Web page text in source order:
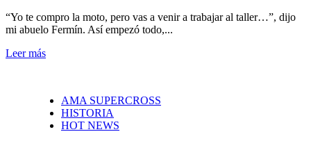
“Yo te compro la moto, pero vas a venir a trabajar al taller…”, dijo
mi abuelo Fermín. Así empezó todo,...
Leer más
AMA SUPERCROSS
HISTORIA
HOT NEWS